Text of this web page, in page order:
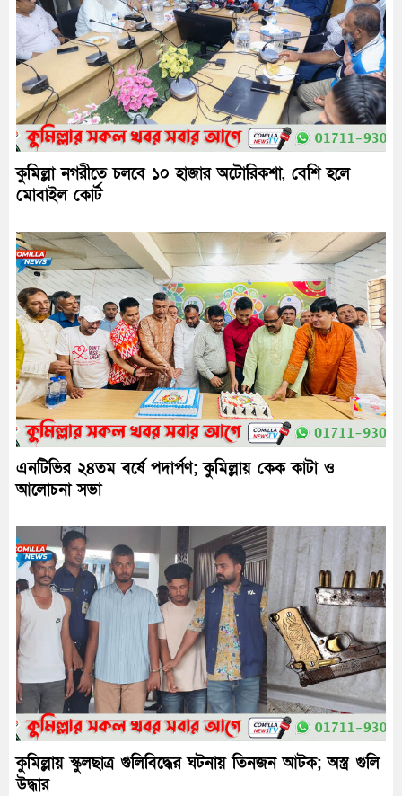
কুমিল্লা নগরীতে চলবে ১০ হাজার অটোরিকশা, বেশি হলে
মোবাইল কোর্ট
এনটিভির ২৪তম বর্ষে পদার্পণ; কুমিল্লায় কেক কাটা ও
আলোচনা সভা
কুমিল্লায় স্কুলছাত্র গুলিবিদ্ধের ঘটনায় তিনজন আটক; অস্ত্র গুলি
উদ্ধার